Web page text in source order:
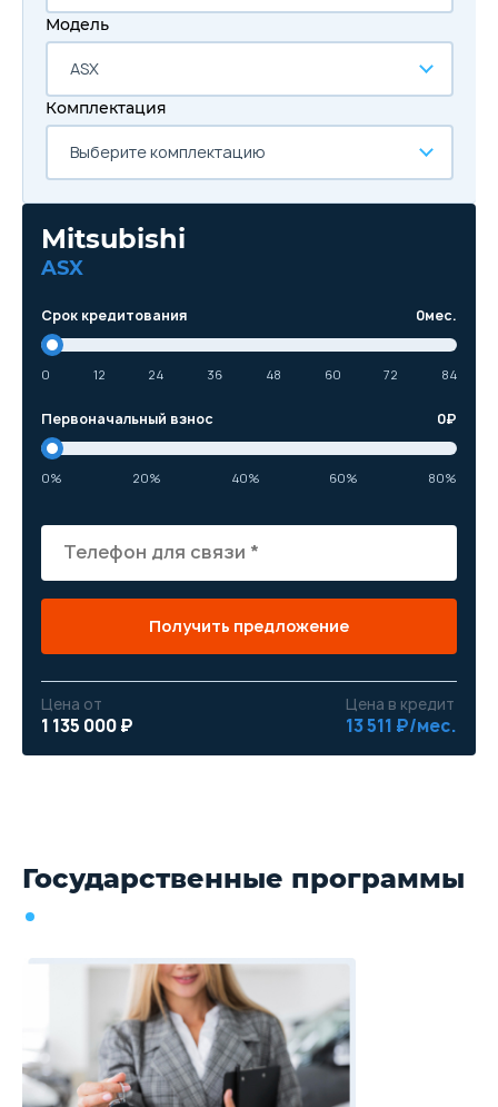
Модель
ASX
Комплектация
Выберите комплектацию
Mitsubishi
ASX
Срок кредитования 0мес.
0 12 24 36 48 60 72 84
Первоначальный взнос 0₽
0% 20% 40% 60% 80%
Получить предложение
Цена от
1 135 000 ₽
Цена в кредит
13 511 ₽/мес.
Государственные программы